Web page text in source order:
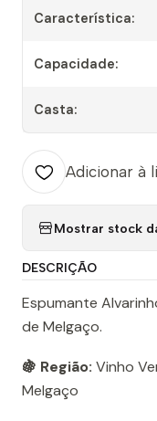
Característica:
Capacidade:
Casta:
Adicionar à
Mostrar stock
DESCRIÇÃO
Espumante
de Melgaço.
🍇 Região: Vinho
Melgaço